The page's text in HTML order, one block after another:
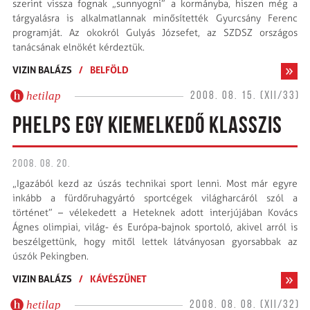
szerint vissza fognak „sunnyogni” a kormányba, hiszen még a
tárgyalásra is alkalmatlannak minősítették Gyurcsány Ferenc
programját. Az okokról Gulyás Józsefet, az SZDSZ országos
tanácsának elnökét kérdeztük.
VIZIN BALÁZS / BELFÖLD
hetilap 2008. 08. 15. (XII/33)
PHELPS EGY KIEMELKEDŐ KLASSZIS
2008. 08. 20.
„Igazából kezd az úszás technikai sport lenni. Most már egyre
inkább a fürdőruhagyártó sportcégek világharcáról szól a
történet” – vélekedett a Heteknek adott interjújában Kovács
Ágnes olimpiai, világ- és Európa-bajnok sportoló, akivel arról is
beszélgettünk, hogy mitől lettek látványosan gyorsabbak az
úszók Pekingben.
VIZIN BALÁZS / KÁVÉSZÜNET
hetilap 2008. 08. 08. (XII/32)